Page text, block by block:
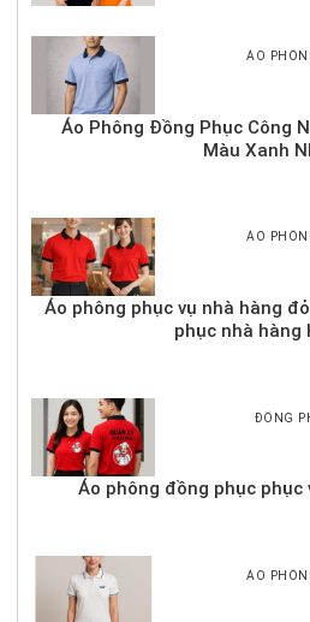
ÁO
Áo Phông Đồng Phục Công
Màu Xanh
ÁO
Áo phông phục vụ nhà hàng
phục nhà hàng
ĐỒNG
Áo phông đồng phục phục
ÁO